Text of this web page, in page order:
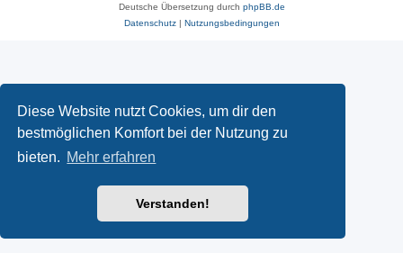
Diese Website nutzt Cookies, um dir den
bestmöglichen Komfort bei der Nutzung zu
bieten. Mehr erfahren
Verstanden!
Deutsche Übersetzung durch phpBB.de
Datenschutz| Nutzungsbedingungen